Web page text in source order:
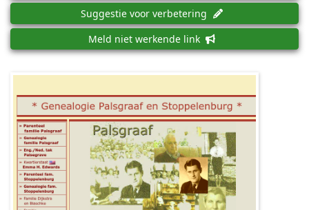
Suggestie voor verbetering
Meld niet werkende link